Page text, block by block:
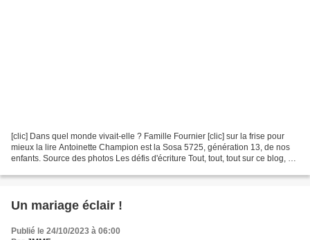
[clic] Dans quel monde vivait-elle ? Famille Fournier [clic] sur la frise pour
mieux la lire Antoinette Champion est la Sosa 5725, génération 13, de nos
enfants. Source des photos Les défis d'écriture Tout, tout, tout sur ce blog, en
Un mariage éclair !
Publié le 24/10/2023 à 06:00